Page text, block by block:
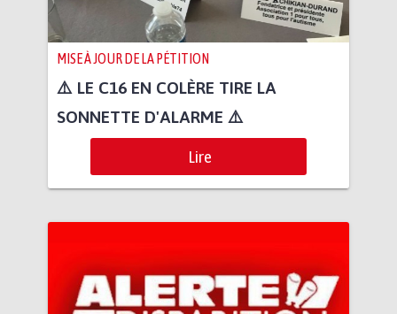
MISE À JOUR DE LA PÉTITION
⚠️ LE C16 EN COLÈRE TIRE LA
SONNETTE D'ALARME ⚠️
Lire